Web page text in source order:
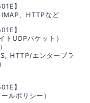
】
、HTTPなど
】
UDPパケット）
HTTP/エンタープラ
】
ルポリシー）